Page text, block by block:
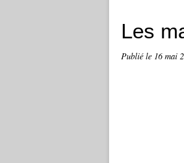
Les
Publié le 16 mai